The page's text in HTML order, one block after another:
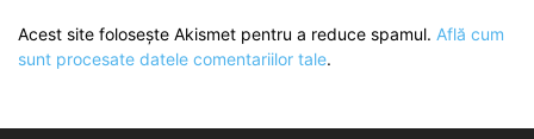
Acest site folosește Akismet pentru a reduce spamul. Află cum
sunt procesate datele comentariilor tale.